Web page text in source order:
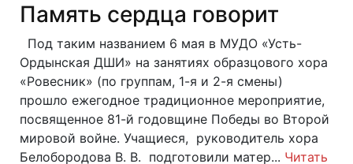
Память сердца говорит
Под таким названием 6 мая в МУДО «Усть-
Ордынская ДШИ» на занятиях образцового хора
«Ровесник» (по группам, 1-я и 2-я смены)
прошло ежегодное традиционное мероприятие,
посвященное 81-й годовщине Победы во Второй
мировой войне. Учащиеся, руководитель хора
Белобородова В. В. подготовили матер... Читать